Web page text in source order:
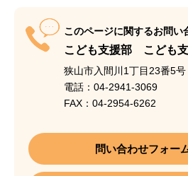
このページに関するお問い
こども支援部 こども
狭山市入間川1丁目23番5号
電話：04-2941-3069
FAX：04-2954-6262
問い合わせフォー